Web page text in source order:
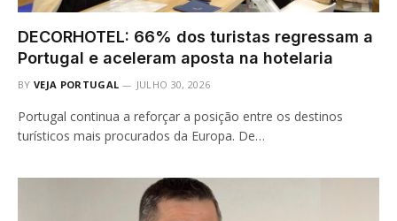
DECORHOTEL: 66% dos turistas regressam a
Portugal e aceleram aposta na hotelaria
BY VEJA PORTUGAL JULHO 30, 2026
Portugal continua a reforçar a posição entre os destinos
turísticos mais procurados da Europa. De…